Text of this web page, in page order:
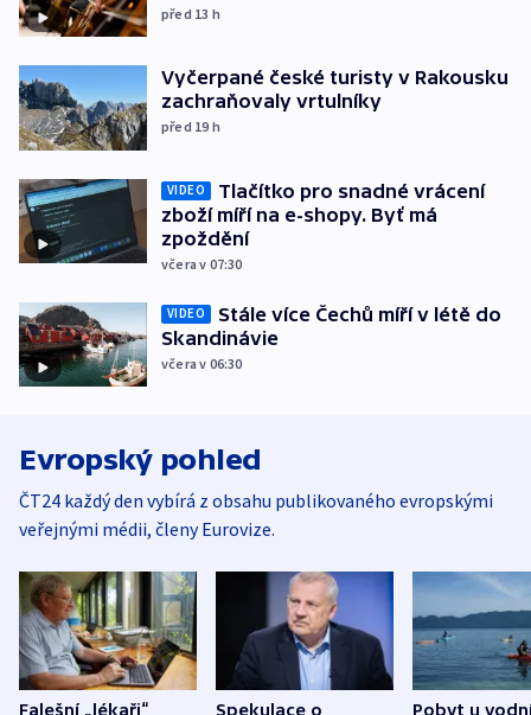
před 13 h
Vyčerpané české turisty v Rakousku
zachraňovaly vrtulníky
před 19 h
VIDEO
Tlačítko pro snadné vrácení
zboží míří na e-shopy. Byť má
zpoždění
včera v 07:30
VIDEO
Stále více Čechů míří v létě do
Skandinávie
včera v 06:30
Evropský pohled
ČT24 každý den vybírá z obsahu publikovaného evropskými
veřejnými médii, členy Eurovize.
Falešní „lékaři“
Spekulace o
Pobyt u